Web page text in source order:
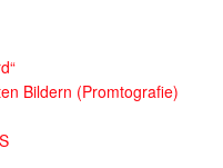
Bildern (Promtografie)